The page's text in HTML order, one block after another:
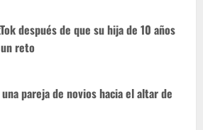
después de que su hija de 10 años
reto
pareja de novios hacia el altar de